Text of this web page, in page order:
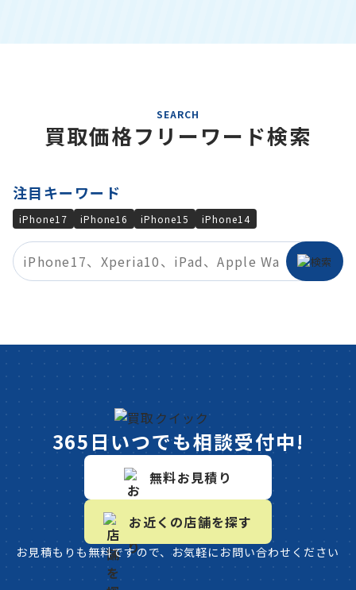
SEARCH
買取価格フリーワード検索
注目キーワード
iPhone17 iPhone16 iPhone15 iPhone14
365日いつでも相談受付中!
無料お見積り
お近くの店舗を探す
お見積もりも無料ですので、お気軽にお問い合わせください